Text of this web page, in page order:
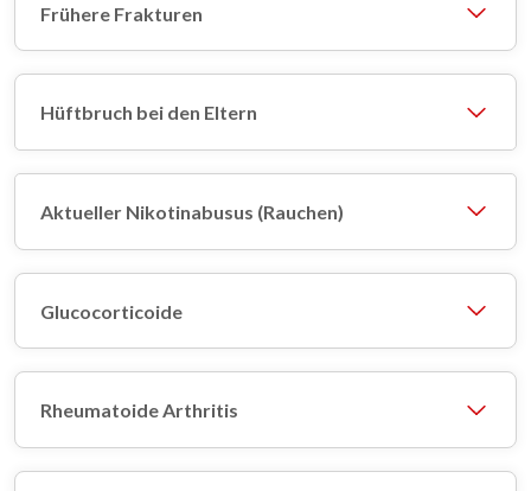
Frühere Frakturen
Hüftbruch bei den Eltern
Aktueller Nikotinabusus (Rauchen)
Glucocorticoide
Rheumatoide Arthritis